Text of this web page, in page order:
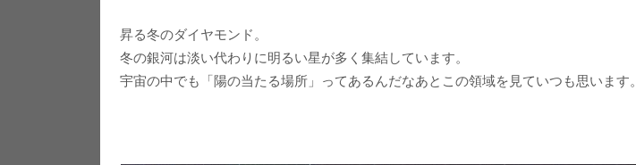
昇る冬のダイヤモンド。
冬の銀河は淡い代わりに明るい星が多く集結しています。
宇宙の中でも「陽の当たる場所」ってあるんだなあとこの領域を見ていつも思います。